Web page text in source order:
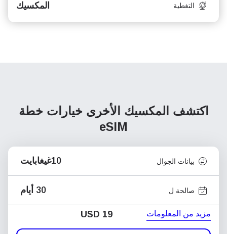
التغطية المكسيك
اكتشف المكسيك الأخرى خيارات خطة
eSIM
بيانات الجوال 10غيغابايت
صالحة ل 30 أيام
مزيد من المعلومات USD 19